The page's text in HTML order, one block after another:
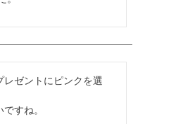
ゼントにピンクを選
すね。